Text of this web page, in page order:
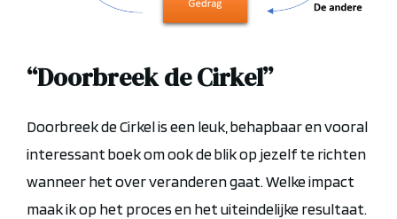
“Doorbreek de Cirkel”
Doorbreek de Cirkel is een leuk, behapbaar en vooral
interessant boek om ook de blik op jezelf te richten
wanneer het over veranderen gaat. Welke impact
maak ik op het proces en het uiteindelijke resultaat.